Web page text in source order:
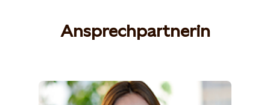
Ansprechpartnerin